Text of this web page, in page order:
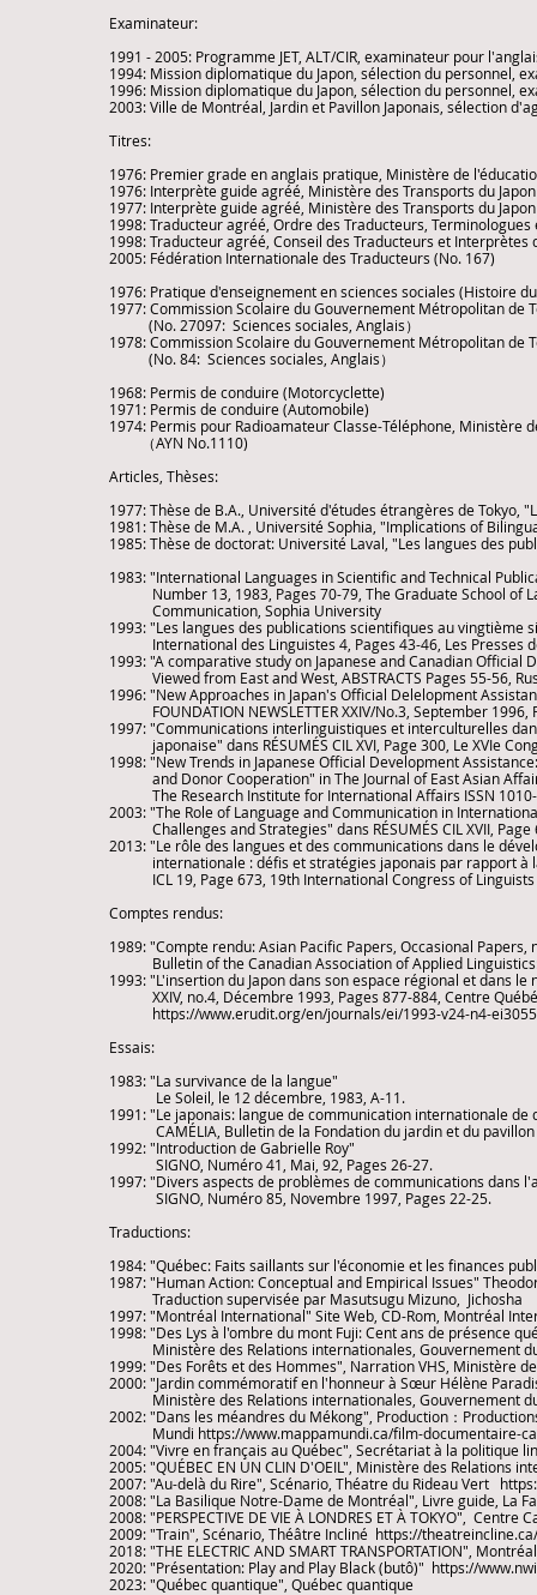
Examinateur:
1991 - 2005: Programme JET, ALT/CIR, examinateur pour
1994: Mission diplomatique du Japon, sélection du personnel,
1996: Mission diplomatique du Japon, sélection du personnel,
2003: Ville de Montréal, Jardin et Pavillon Japonais, sélection
Titres:
1976: Premier grade en anglais pratique, Ministère de
1976: Interprète guide agréé, Ministère des Transports du
1977: Interprète guide agréé, Ministère des Transports du
1998: Traducteur agréé, Ordre des Traducteurs,
1998: Traducteur agréé, Conseil des Traducteurs et Interprètes
2005: Fédération Internationale des Traducteurs (No. 167)
1976: Pratique d'enseignement en sciences sociales (Histoire
1977: Commission Scolaire du Gouvernement Métropolitan de
(No. 27097: Sciences sociales, Anglais）
1978: Commission Scolaire du Gouvernement Métropolitan de
(No. 84: Sciences sociales, Anglais）
1968: Permis de conduire (Motorcyclette)
1971: Permis de conduire (Automobile)
1974: Permis pour Radioamateur Classe-Téléphone, Ministère
（AYN No.1110)
Articles, Thèses:
1977: Thèse de B.A., Université d'études étrangères de
1981: Thèse de M.A. , Université Sophia, "Implications of
1985: Thèse de doctorat: Université Laval, "Les langues des
1983: "International Languages in Scientific and Technical
Number 13, 1983, Pages 70-79, The Graduate School of
Communication, Sophia University
1993: "Les langues des publications scientifiques au vingtième
International des Linguistes 4, Pages 43-46, Les Presses
1993: "A comparative study on Japanese and Canadian Official
Viewed from East and West, ABSTRACTS Pages 55-56,
1996: "New Approaches in Japan's Official Delelopment
FOUNDATION NEWSLETTER XXIV/No.3, September 1996,
1997: "Communications interlinguistiques et interculturelles
japonaise" dans RÉSUMÉS CIL XVI, Page 300, Le XVIe
1998: "New Trends in Japanese Official Development
and Donor Cooperation" in The Journal of East Asian
The Research Institute for International Affairs ISSN
2003: "The Role of Language and Communication in
Challenges and Strategies" dans RÉSUMÉS CIL XVII, Page
2013: "Le rôle des langues et des communications dans le
internationale : défis et stratégies japonais par rapport à la
ICL 19, Page 673, 19th International Congress of Linguists
Comptes rendus:
1989: "Compte rendu: Asian Pacific Papers, Occasional
Bulletin of the Canadian Association of Applied Linguistics:
1993: "L'insertion du Japon dans son espace régional et dans le
XXIV, no.4, Décembre 1993, Pages 877-884, Centre
https://www.erudit.org/en/journals/ei/1993-v24-n4-
Essais:
1983: "La survivance de la langue"
​ Le Soleil, le 12 décembre, 1983, A-11.
1991: "Le japonais: langue de communication internationale de
CAMÉLIA, Bulletin de la Fondation du jardin et du pavillon
1992: "Introduction de Gabrielle Roy"
SIGNO, Numéro 41, Mai, 92, Pages 26-27.
1997: "Divers aspects de problèmes de communications dans
SIGNO, Numéro 85, Novembre 1997, Pages 22-25.
Traductions:
1984: "Québec: Faits saillants sur l'économie et les finances
1987: "Human Action: Conceptual and Empirical Issues"
Traduction supervisée par Masutsugu Mizuno, Jichosha
1997: "Montréal International" Site Web, CD-Rom, Montréal
1998: "Des Lys à l'ombre du mont Fuji: Cent ans de présence
Ministère des Relations internationales, Gouvernement
1999: "Des Forêts et des Hommes", Narration VHS, Ministère
2000: "Jardin commémoratif en l'honneur à Sœur Hélène
Ministère des Relations internationales, Gouvernement
2002: "Dans les méandres du Mékong", Production：
Mundi https://www.mappamundi.ca/film-documentaire-
2004: "Vivre en français au Québec", Secrétariat à la politique
2005: "QUÉBEC EN UN CLIN D'OEIL", Ministère des Relations
2007: "Au-delà du Rire", Scénario, Théatre du Rideau Vert
2008: "La Basilique Notre-Dame de Montréal", Livre guide, La
2008: "PERSPECTIVE DE VIE À LONDRES ET À TOKYO", Centre
2009: "Train", Scénario, Théâtre Incliné https://
2018: "THE ELECTRIC AND SMART TRANSPORTATION",
2020: "Présentation: Play and Play Black (butô)" https://
2023: "Québec quantique", Québec quantique